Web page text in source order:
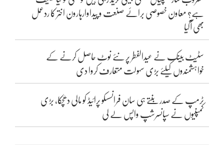
ہے؟ معاون خصوصی برائے صنعت و پیداوارہارون اختر کا ردعمل
بھی آگیا
سٹیٹ بینک نے عیدالفطر پر نئے نوٹ حاصل کرنے کے
خواہشمندوں کیلئے بڑی سہولت متعارف کروا دی
ٹرمپ کے صدر بنتے ہی سان فرانسسکو پرائیڈ کو مالی دھچکا، بڑی
کمپنیوں نے سپانسرشپ واپس لے لی